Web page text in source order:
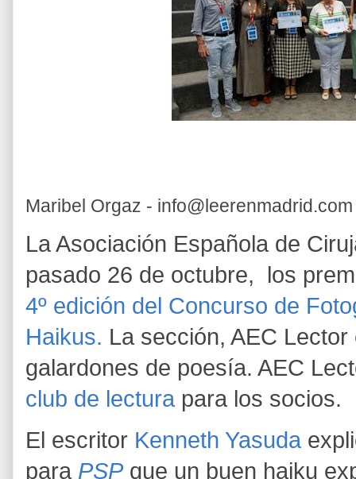
Maribel Orgaz - info@leerenmadrid.com
La Asociación Española de
pasado 26 de octubre, los
4º edición del Concurso de
Haikus. La sección, AEC
galardones de poesía. AEC
club de lectura para los socios.
El escritor Kenneth Yasuda
para PSPque un buen haiku